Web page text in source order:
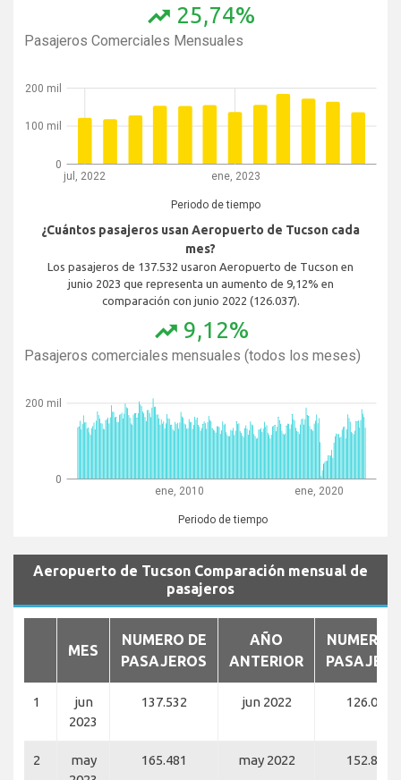
trending_up 25,74%
Pasajeros Comerciales Mensuales
jul, 2022 ene, 2023
Periodo de tiempo
0
100 mil
200 mil
¿Cuántos pasajeros usan Aeropuerto de Tucson cada
mes?
Los pasajeros de 137.532 usaron Aeropuerto de Tucson en
junio 2023 que representa un aumento de 9,12% en
comparación con junio 2022 (126.037).
trending_up 9,12%
Pasajeros comerciales mensuales (todos los meses)
ene, 2010 ene, 2020
Periodo de tiempo
0
200 mil
Aeropuerto de Tucson Comparación mensual de
pasajeros
MES
NUMERO DE
PASAJEROS
AÑO
ANTERIOR
NUMERO
1
jun
2023
137.532 jun 2022 126.037
2
may
165.481 may 2022 152.844